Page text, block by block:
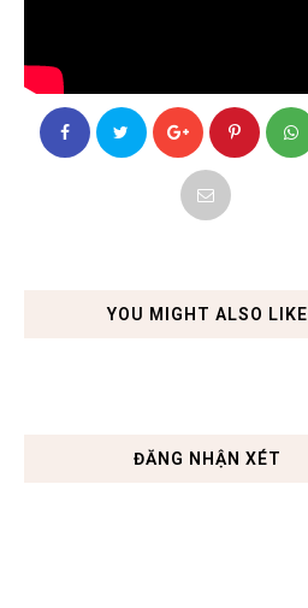
YOU MIGHT ALSO LIKE
ĐĂNG NHẬN XÉT